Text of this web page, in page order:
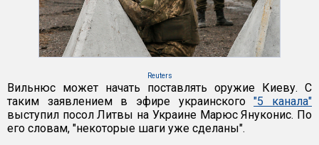
Reuters
Вильнюс может начать поставлять оружие Киеву. С
таким заявлением в эфире украинского"5 канала"
выступил посол Литвы на Украине Марюс Януконис. По
его словам, "некоторые шаги уже сделаны".